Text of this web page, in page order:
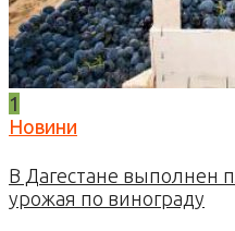
1
Новини
В Дагестане выполнен
урожая по винограду